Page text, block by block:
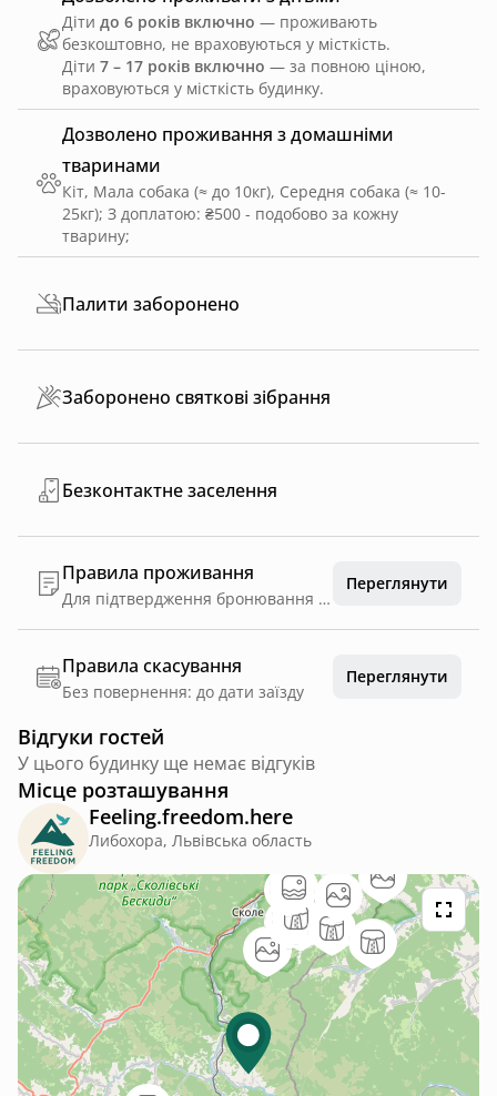
Дозволено проживання з домашніми
тваринами
Кіт, Мала собака (≈ до 10кг), Середня собака (≈ 10-
25кг); З доплатою: ₴500 - подобово за кожну
тварину;
Діти до 6 років включно — проживають
безкоштовно, не враховуються у місткість.
Діти 7 – 17 років включно — за повною ціною,
враховуються у місткість будинку.
Палити заборонено
Заборонено святкові зібрання
Безконтактне заселення
Правила проживання
Для підтвердження бронювання необхідно внести передоплату у розмірі 10% через платформу Hutshub. Додатково ( 40% ) від вартості проживання сплачується безпосередньо господарю у погоджений спосіб. Решта суми - ( 50% )оплачується при заселенні.
Переглянути
Правила скасування
Без повернення: до дати заїзду
Переглянути
Відгуки гостей
У цього будинку ще немає відгуків
Місце розташування
Feeling.freedom.here
Либохора, Львівська область